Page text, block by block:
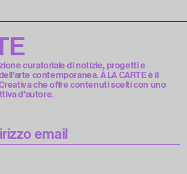
curatoriale di notizie, progetti e
contemporanea. À LA CARTE è il
che offre contenuti scelti con uno
d’autore.